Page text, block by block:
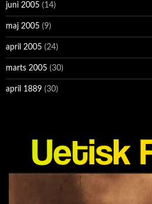
juni 2005 (14)
maj 2005 (9)
april 2005 (24)
marts 2005 (30)
april 1889 (30)